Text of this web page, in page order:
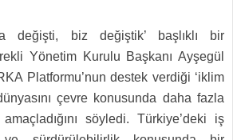
değişti, biz değiştik’ başlıklı bir
Yönetim Kurulu Başkanı Ayşegül
Platformu’nun destek verdiği ‘iklim
çevre konusunda daha fazla
söyledi. Türkiye’deki iş